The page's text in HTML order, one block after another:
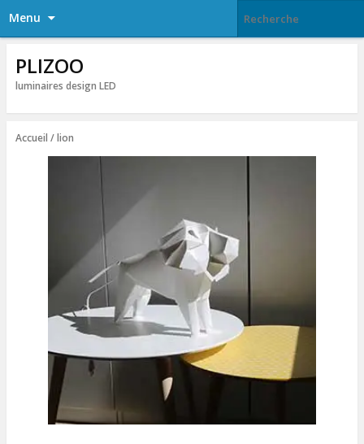
Menu
PLIZOO
luminaires design LED
Accueil / lion